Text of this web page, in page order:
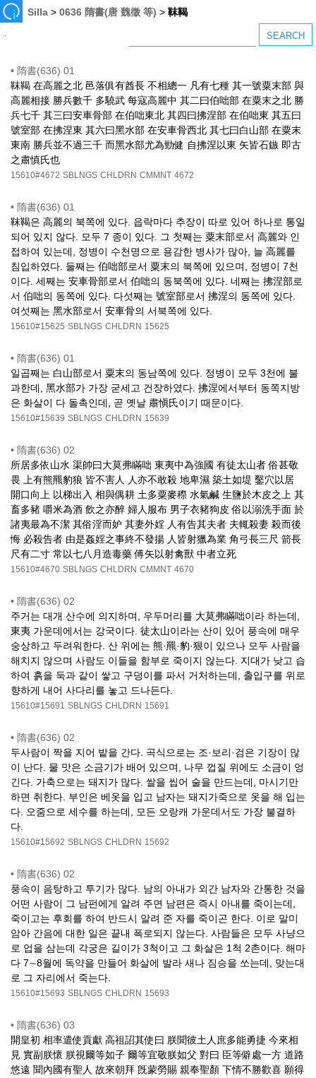
Silla >0636 隋書(唐 魏徵 等) >靺鞨
• 隋書(636) 01
靺鞨 在高麗之北 邑落俱有酋長 不相總一 凡有七種 其一號粟末部 與
高麗相接 勝兵數千 多驍武 每寇高麗中 其二曰伯咄部 在粟末之北 勝
兵七千 其三曰安車骨部 在伯咄東北 其四曰拂涅部 在伯咄東 其五曰
號室部 在拂涅東 其六曰黑水部 在安車骨西北 其七曰白山部 在粟末
東南 勝兵並不過三千 而黑水部尤為勁健 自拂涅以東 矢皆石鏃 即古
之肅慎氏也
15610#4672 SBLNGS CHLDRN CMMNT 4672
• 隋書(636) 01
靺鞨은 高麗의 북쪽에 있다. 읍락마다 추장이 따로 있어 하나로 통일
되어 있지 않다. 모두 7 종이 있다. 그 첫째는 粟末部로서 高麗와 인
접하여 있는데, 정병이 수천명으로 용감한 병사가 많아, 늘 高麗를
침입하였다. 둘째는 伯咄部로서 粟末의 북쪽에 있으며, 정병이 7천
이다. 세째는 安車骨部로서 伯咄의 동북쪽에 있다. 네째는 拂涅部로
서 伯咄의 동쪽에 있다. 다섯째는 號室部로서 拂涅의 동쪽에 있다.
여섯째는 黑水部로서 安車骨의 서북쪽에 있다.
15610#15625 SBLNGS CHLDRN 15625
• 隋書(636) 01
일곱째는 白山部로서 粟末의 동남쪽에 있다. 정병이 모두 3천에 불
과한데, 黑水部가 가장 굳세고 건장하였다. 拂涅에서부터 동쪽지방
은 화살이 다 돌촉인데, 곧 옛날 肅愼氏이기 때문이다.
15610#15639 SBLNGS CHLDRN 15639
• 隋書(636) 02
所居多依山水 渠帥曰大莫弗瞞咄 東夷中為強國 有徒太山者 俗甚敬
畏 上有熊羆豹狼 皆不害人 人亦不敢殺 地卑濕 築土如堤 鑿穴以居
開口向上 以梯出入 相與偶耕 土多粟麥穄 水氣鹹 生鹽於木皮之上 其
畜多豬 嚼米為酒 飲之亦醉 婦人服布 男子衣豬狗皮 俗以溺洗手面 於
諸夷最為不潔 其俗淫而妒 其妻外婬 人有告其夫者 夫輒殺妻 殺而後
悔 必殺告者 由是姦婬之事終不發揚 人皆射獵為業 角弓長三尺 箭長
尺有二寸 常以七八月造毒藥 傅矢以射禽獸 中者立死
15610#4670 SBLNGS CHLDRN CMMNT 4670
• 隋書(636) 02
주거는 대개 산수에 의지하며, 우두머리를 大莫弗瞞咄이라 하는데,
東夷 가운데에서는 강국이다. 徒太山이라는 산이 있어 풍속에 매우
숭상하고 두려워한다. 산 위에는 熊·羆·豹·狠이 있으나 모두 사람을
해치지 않으며 사람도 이들을 함부로 죽이지 않는다. 지대가 낮고 습
하여 흙을 둑과 같이 쌓고 구덩이를 파서 거처하는데, 출입구를 위로
향하게 내어 사다리를 놓고 드나든다.
15610#15691 SBLNGS CHLDRN 15691
• 隋書(636) 02
두사람이 짝을 지어 밭을 간다. 곡식으로는 조·보리·검은 기장이 많
이 난다. 물 맛은 소금기가 배어 있으며, 나무 껍질 위에도 소금이 엉
긴다. 가축으로는 돼지가 많다. 쌀을 씹어 술을 만드는데, 마시기만
하면 취한다. 부인은 베옷을 입고 남자는 돼지가죽으로 옷을 해 입는
다. 오줌으로 세수를 하는데, 모든 오랑캐 가운데서도 가장 불결하
다.
15610#15692 SBLNGS CHLDRN 15692
• 隋書(636) 02
풍속이 음탕하고 투기가 많다. 남의 아내가 외간 남자와 간통한 것을
어떤 사람이 그 남펀에게 알려 주면 남편은 즉시 아내를 죽이는데,
죽이고는 후회를 하여 반드시 알려 준 자를 죽이곤 한다. 이로 말미
암아 간음에 대한 일은 끝내 폭로되지 않는다. 사람들은 모두 사냥으
로 업을 삼는데 각궁은 길이가 3척이고 그 화살은 1척 2촌이다. 해마
다 7∼8월에 독약을 만들어 화살에 발라 새나 짐승을 쏘는데, 맞는대
로 그 자리에서 죽는다.
15610#15693 SBLNGS CHLDRN 15693
• 隋書(636) 03
開皇初 相率遣使貢獻 高祖詔其使曰 朕聞彼土人庶多能勇捷 今來相
見 實副朕懷 朕視爾等如子 爾等宜敬朕如父 對曰 臣等僻處一方 道路
悠遠 聞內國有聖人 故來朝拜 旣蒙勞賜 親奉聖顏 下情不勝歡喜 願得